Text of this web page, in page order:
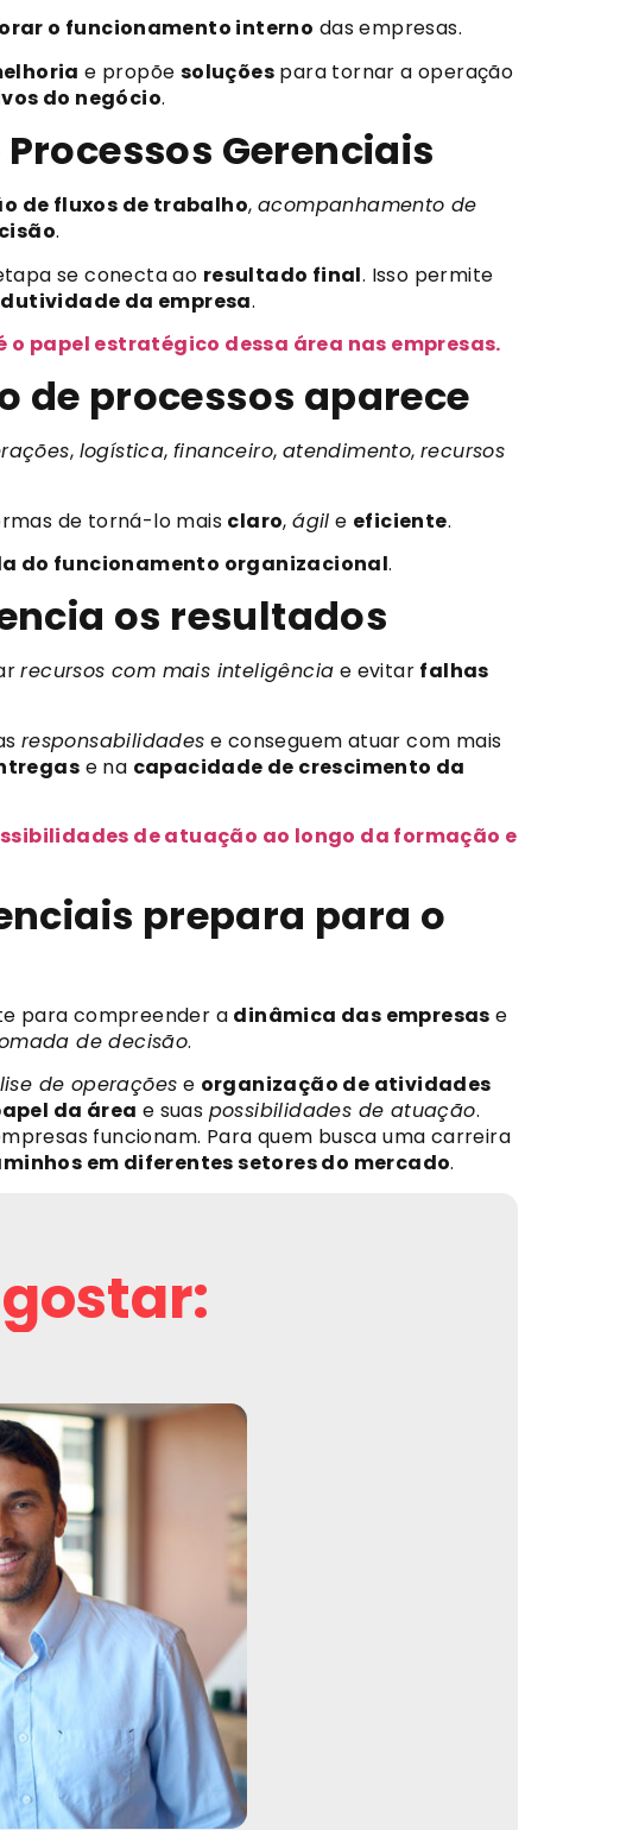
o funcionamento interno das empresas.
e propõe soluções para tornar a operação
do negócio.
Gerenciais
de fluxos de trabalho, acompanhamento de
.
se conecta ao resultado final. Isso permite
da empresa.
papel estratégico dessa área nas empresas.
de processos aparece
, logística, financeiro, atendimento, recursos
de torná-lo mais claro,ágil e eficiente.
do funcionamento organizacional.
os resultados
recursos com mais inteligência e evitar falhas
responsabilidades e conseguem atuar com mais
e na capacidade de crescimento da
de atuação ao longo da formação e
prepara para o
para compreender a dinâmica das empresas e
de decisão.
de operações e organização de atividades
da área e suas possibilidades de atuação.
funcionam. Para quem busca uma carreira
em diferentes setores do mercado.